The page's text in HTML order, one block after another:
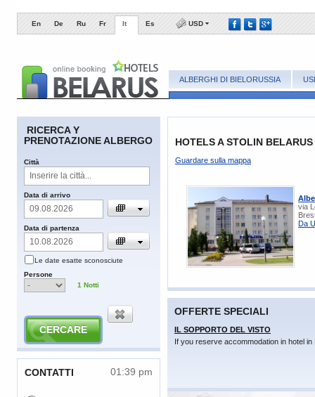
En De Ru Fr It Es USD
ALBERGHI DI BIELORUSSIA
RICERCA Y
PRENOTAZIONE ALBERGO
Сittà
​Data di arrivo
​Data di partenza
​Le date esatte sconosciute
​Persone
1 Notti
​CONTATTI 01:39 pm
HOTELS A STOLIN BELARUS
Guardare sulla mappa
via
Da
OFFERTE SPECIALI
IL SOPPORTO DEL VISTO
If you reserve accommodation in hotel